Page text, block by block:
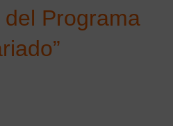
Programa